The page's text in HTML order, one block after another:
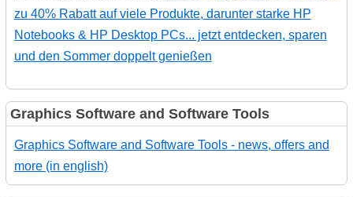
zu 40% Rabatt auf viele Produkte, darunter starke HP
Notebooks & HP Desktop PCs... jetzt entdecken, sparen
und den Sommer doppelt genießen
Graphics Software and Software Tools
Graphics Software and Software Tools - news, offers and
more (in english)